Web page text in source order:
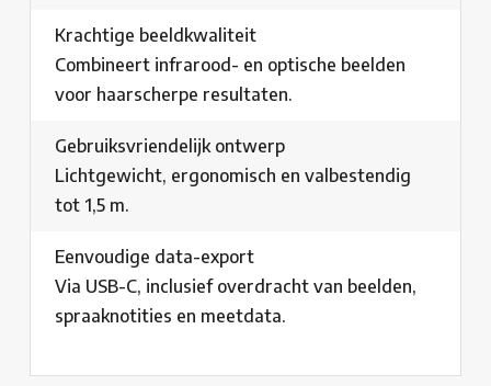
Krachtige beeldkwaliteit
Combineert infrarood- en optische beelden
voor haarscherpe resultaten.
Gebruiksvriendelijk ontwerp
Lichtgewicht, ergonomisch en valbestendig
tot 1,5 m.
Eenvoudige data-export
Via USB-C, inclusief overdracht van beelden,
spraaknotities en meetdata.